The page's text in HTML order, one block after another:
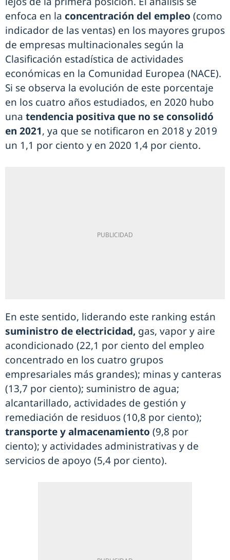
enfoca en la concentración del empleo (como
indicador de las ventas) en los mayores grupos
de empresas multinacionales según la
Clasificación estadística de actividades
económicas en la Comunidad Europea (NACE).
Si se observa la evolución de este porcentaje
en los cuatro años estudiados, en 2020 hubo
una tendencia positiva que no se consolidó
en 2021, ya que se notificaron en 2018 y 2019
un 1,1 por ciento y en 2020 1,4 por ciento.
En este sentido, liderando este ranking están
suministro de electricidad, gas, vapor y aire
acondicionado (22,1 por ciento del empleo
concentrado en los cuatro grupos
empresariales más grandes); minas y canteras
(13,7 por ciento); suministro de agua;
alcantarillado, actividades de gestión y
remediación de residuos (10,8 por ciento);
transporte y almacenamiento (9,8 por
ciento); y actividades administrativas y de
servicios de apoyo (5,4 por ciento).